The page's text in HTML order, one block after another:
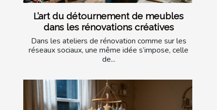
L’art du détournement de meubles
dans les rénovations créatives
Dans les ateliers de rénovation comme sur les
réseaux sociaux, une même idée s’impose, celle
de...